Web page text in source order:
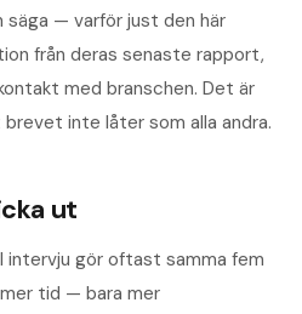
säga — varför just den här
från deras senaste rapport,
med branschen. Det är
inte låter som alla andra.
ut
intervju gör oftast samma fem
tid — bara mer